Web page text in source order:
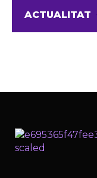
ACTUALITAT